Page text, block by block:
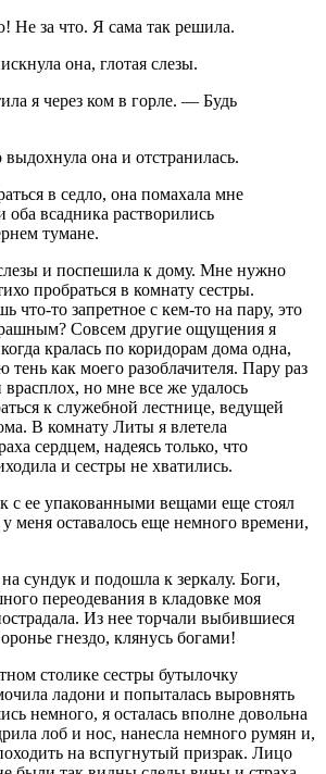
за что. Я сама так решила.
она, глотая слезы.
я через ком в горле. — Будь
она и отстранилась.
в седло, она помахала мне
всадника растворились
тумане.
и поспешила к дому. Мне нужно
пробраться в комнату сестры.
что-то запретное с кем-то на пару, это
Совсем другие ощущения я
кралась по коридорам дома одна,
как моего разоблачителя. Пару раз
врасплох, но мне все же удалось
к служебной лестнице, ведущей
В комнату Литы я влетела
сердцем, надеясь только, что
и сестры не хватились.
с ее упакованными вещами еще стоял
у меня оставалось еще немного времени,
сундук и подошла к зеркалу. Боги,
переодевания в кладовке моя
Из нее торчали выбившиеся
гнездо, клянусь богами!
столике сестры бутылочку
ладони и попыталась выровнять
немного, я осталась вполне довольна
лоб и нос, нанесла немного румян и,
на вспугнутый призрак. Лицо